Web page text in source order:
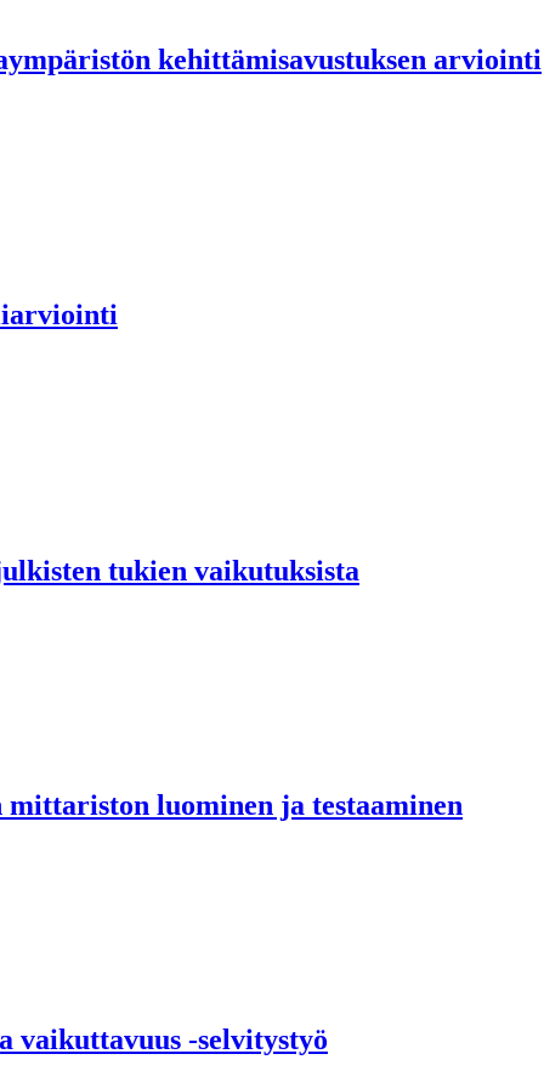
kehittämisavustuksen arviointi
tukien vaikutuksista
luominen ja testaaminen
vaikuttavuus -selvitystyö